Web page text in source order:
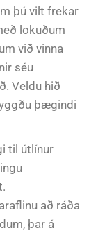
þú vilt frekar
lokuðum
við vinna
séu
Veldu hið
þægindi
til útlínur
að ráða
þar á